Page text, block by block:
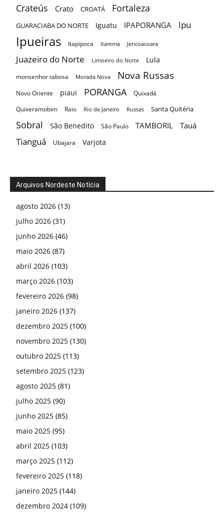
Crateús Crato CROATÁ Fortaleza
GUARACIABA DO NORTE Iguatu IPAPORANGA Ipu
Ipueiras Itapipoca Itarema Jericoacoara
Juazeiro do Norte Limoeiro do Norte Lula
monsenhor tabosa Morada Nova Nova Russas
Novo Oriente piaui PORANGA
Quixadá
Quixeramobim
Raio Rio de Janeiro Russas Santa Quitéria
Sobral São Benedito São Paulo TAMBORIL Tauá
Tianguá Ubajara Varjota
Arquivos Nordeste Notícia
agosto 2026 (13)
julho 2026 (31)
junho 2026 (46)
maio 2026 (87)
abril 2026 (103)
março 2026 (103)
fevereiro 2026 (98)
janeiro 2026 (137)
dezembro 2025 (100)
novembro 2025 (130)
outubro 2025 (113)
setembro 2025 (123)
agosto 2025 (81)
julho 2025 (90)
junho 2025 (85)
maio 2025 (95)
abril 2025 (103)
março 2025 (112)
fevereiro 2025 (118)
janeiro 2025 (144)
dezembro 2024 (109)